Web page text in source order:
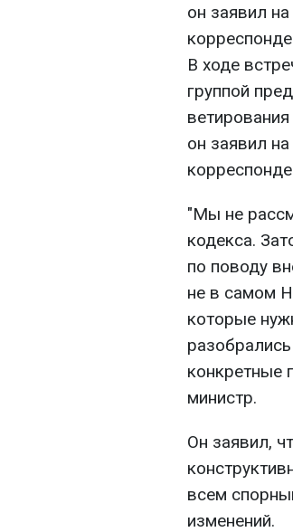
он заявил
В ходе
группой
он заявил
"Мы не
кодекса.
по поводу
не в самом
которые
конкретные
министр.
Он заявил,
всем
изменений.